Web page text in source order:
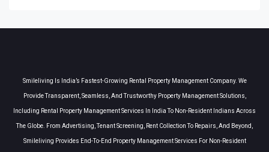
Smileliving Is India’s Fastest-Growing Rental Property Management Company. We
Provide Transparent, Seamless, And Trustworthy Property Management Solutions,
Including Rental Property Management Services In India To Non-Resident Indians Across
The Globe. From Advertising, Tenant Screening, Rent Collection To Repairs, And Beyond,
Smileliving Provides End-To-End Property Management Services For Non-Resident